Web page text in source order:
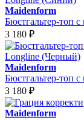
Maidenform
Бюстгальтер-топ
3 180 ₽
Maidenform
Бюстгальтер-топ
3 180 ₽
Maidenform